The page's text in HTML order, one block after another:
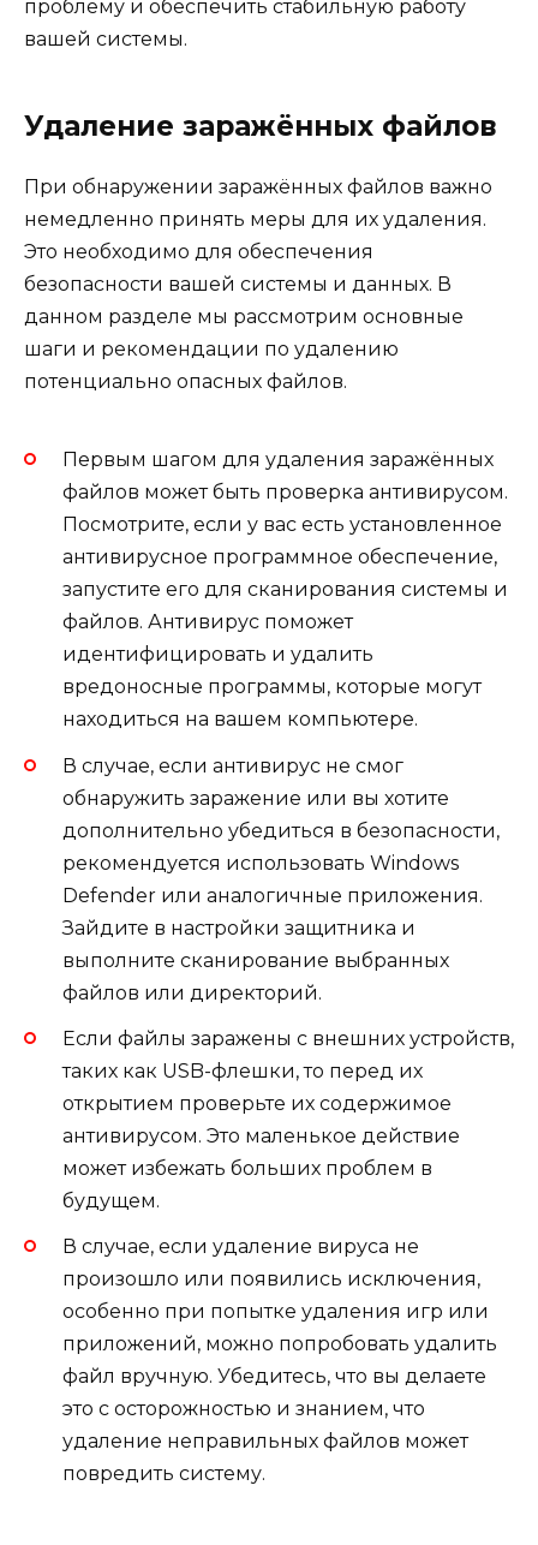
проблему и обеспечить стабильную работу
вашей системы.
Удаление заражённых файлов
При обнаружении заражённых файлов важно
немедленно принять меры для их удаления.
Это необходимо для обеспечения
безопасности вашей системы и данных. В
данном разделе мы рассмотрим основные
шаги и рекомендации по удалению
потенциально опасных файлов.
Первым шагом для удаления заражённых
файлов может быть проверка антивирусом.
Посмотрите, если у вас есть установленное
антивирусное программное обеспечение,
запустите его для сканирования системы и
файлов. Антивирус поможет
идентифицировать и удалить
вредоносные программы, которые могут
находиться на вашем компьютере.
В случае, если антивирус не смог
обнаружить заражение или вы хотите
дополнительно убедиться в безопасности,
рекомендуется использовать Windows
Defender или аналогичные приложения.
Зайдите в настройки защитника и
выполните сканирование выбранных
файлов или директорий.
Если файлы заражены с внешних устройств,
таких как USB-флешки, то перед их
открытием проверьте их содержимое
антивирусом. Это маленькое действие
может избежать больших проблем в
будущем.
В случае, если удаление вируса не
произошло или появились исключения,
особенно при попытке удаления игр или
приложений, можно попробовать удалить
файл вручную. Убедитесь, что вы делаете
это с осторожностью и знанием, что
удаление неправильных файлов может
повредить систему.